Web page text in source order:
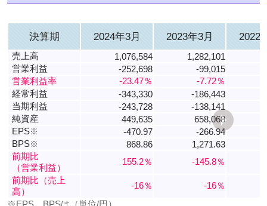
決算期 2024年3月 2023年3月 2022
売上高 1,076,584 1,282,101
営業利益
-252,698
-99,015
営業利益率
-23.47％
-7.72％
経常利益
-343,330
-186,443
当期利益
-243,728
-138,141
純資産
449,635
658,068
EPS※ -470.97
-266.94
BPS※ 868.86 1,271.63
前期比
（営業利益）
155.2％
-145.8％
前期比（売上
高）
-16％
-16％